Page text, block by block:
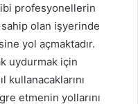
profesyonellerin
olan işyerinde
yol açmaktadır.
uydurmak için
kullanacaklarını
etmenin yollarını